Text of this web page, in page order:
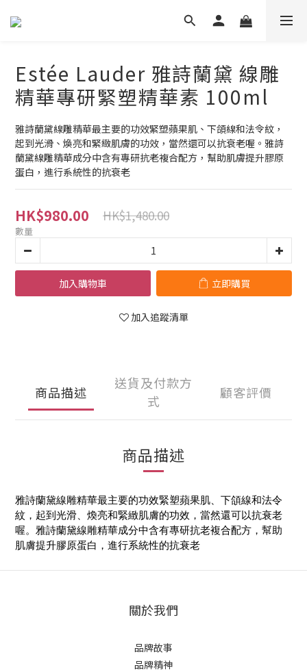
Estée Lauder 雅詩蘭黛 線雕
精華專研緊塑精華素 100ml
雅詩蘭黛線雕精華最主要的功效緊塑蘋果肌、下頜線和法令紋，
起到光滑、煥亮和緊緻肌膚的功效，當然還可以抗衰老喔。雅詩
蘭黛線雕精華成分中含有專研抗老複合配方，幫助肌膚提升膠原
蛋白，進行系統性的抗衰老
HK$980.00 HK$1,480.00
數量
加入購物車 立即購買
加入追蹤清單
商品描述
送貨及付款方
式
顧客評價
商品描述
雅詩蘭黛線雕精華最主要的功效緊塑蘋果肌、下頜線和法令
紋，起到光滑、煥亮和緊緻肌膚的功效，當然還可以抗衰老
喔。雅詩蘭黛線雕精華成分中含有專研抗老複合配方，幫助
肌膚提升膠原蛋白，進行系統性的抗衰老
關於我們
品牌故事
品牌精神